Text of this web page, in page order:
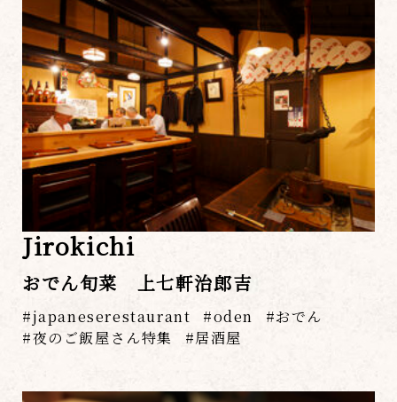
Jirokichi
おでん旬菜 上七軒治郎吉
japaneserestaurant oden
おでん
夜のご飯屋さん特集
居酒屋